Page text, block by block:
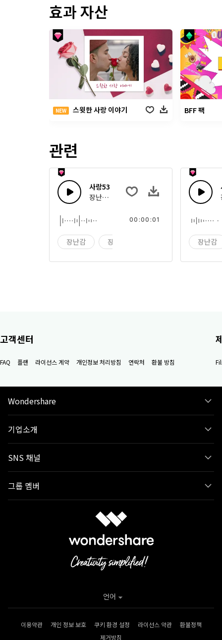
효과 자산
NEW 스윗한 사랑 이야기 BFF 팩
관련
사랑53
장난감 상자 효과음
장난감 장난감 상자
00:00:01
장난감
고객센터
FAQ 플랜 라이선스 계약 개인정보 처리방침 연락처 환불 방침
Wondershare
기업소개
SNS 채널
그룹 멤버
이용약관 개인 정보 보호 쿠키 환경 설정 라이선스 약관
환불정책
제거방침
언어